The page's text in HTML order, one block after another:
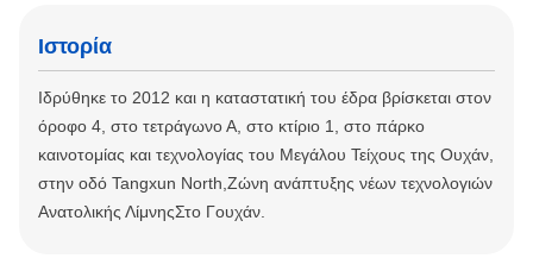
Ιστορία
Ιδρύθηκε το 2012 και η καταστατική του έδρα βρίσκεται στον
όροφο 4, στο τετράγωνο Α, στο κτίριο 1, στο πάρκο
καινοτομίας και τεχνολογίας του Μεγάλου Τείχους της Ουχάν,
στην οδό Tangxun North,Ζώνη ανάπτυξης νέων τεχνολογιών
Ανατολικής ΛίμνηςΣτο Γουχάν.